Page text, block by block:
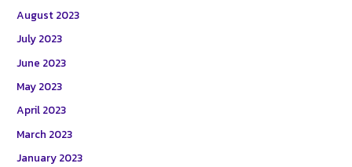
August 2023
July 2023
June 2023
May 2023
April 2023
March 2023
January 2023